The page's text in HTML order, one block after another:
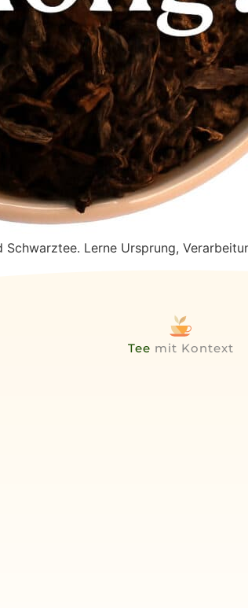
Lerne Ursprung,
Tee mit Kontext